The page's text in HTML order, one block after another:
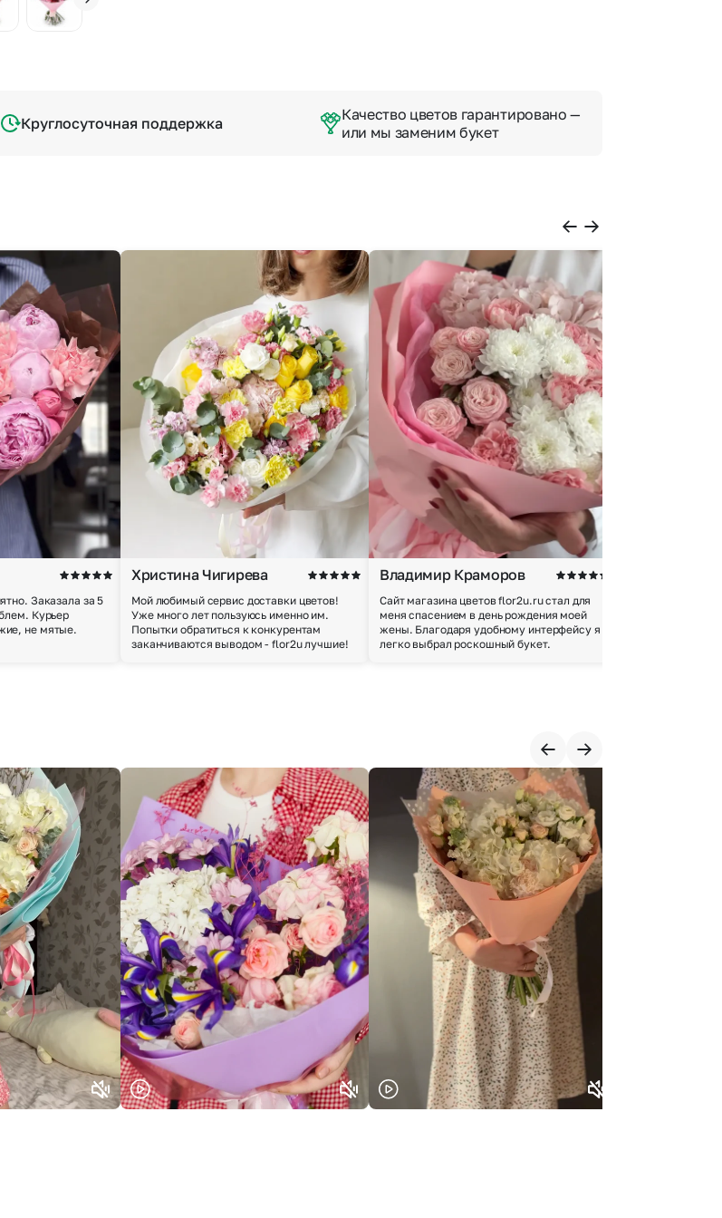
город доставки
популярных
Санкт-Петербург
Самара
Уфа
Екатеринбург
Омск
Качество цветов гарантировано —
или мы заменим букет
Круглосуточная поддержка
Заказала за 5
Курьер
не мятые.
Христина Чигирева
Мой любимый сервис доставки цветов!
Уже много лет пользуюсь именно им.
Попытки обратиться к конкурентам
заканчиваются выводом - flor2u лучшие!
Владимир Краморов
Сайт магазина цветов flor2u.ru стал для
меня спасением в день рождения моей
жены. Благодаря удобному интерфейсу я
легко выбрал роскошный букет.